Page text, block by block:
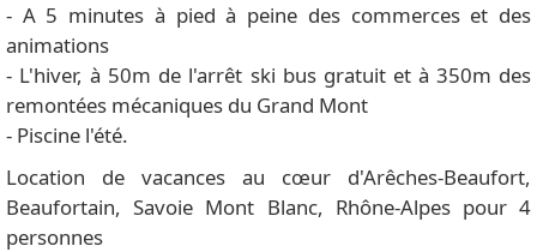
- A 5 minutes à pied à peine des commerces et des
animations
- L'hiver, à 50m de l'arrêt ski bus gratuit et à 350m des
remontées mécaniques du Grand Mont
- Piscine l'été.
Location de vacances au cœur d'Arêches-Beaufort,
Beaufortain, Savoie Mont Blanc, Rhône-Alpes pour 4
personnes